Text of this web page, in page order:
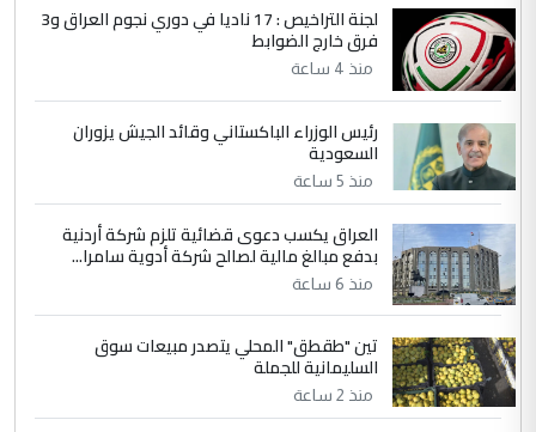
لجنة التراخيص : 17 ناديا في دوري نجوم العراق و3
فرق خارج الضوابط
منذ 4 ساعة
رئيس الوزراء الباكستاني وقائد الجيش يزوران
السعودية
منذ 5 ساعة
العراق يكسب دعوى قضائية تلزم شركة أردنية
بدفع مبالغ مالية لصالح شركة أدوية سامرا...
منذ 6 ساعة
تين "طقطق" المحلي يتصدر مبيعات سوق
السليمانية للجملة
منذ 2 ساعة